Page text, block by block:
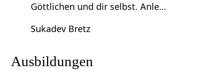
Göttlichen und dir selbst. Anle…
Sukadev Bretz
Ausbildungen